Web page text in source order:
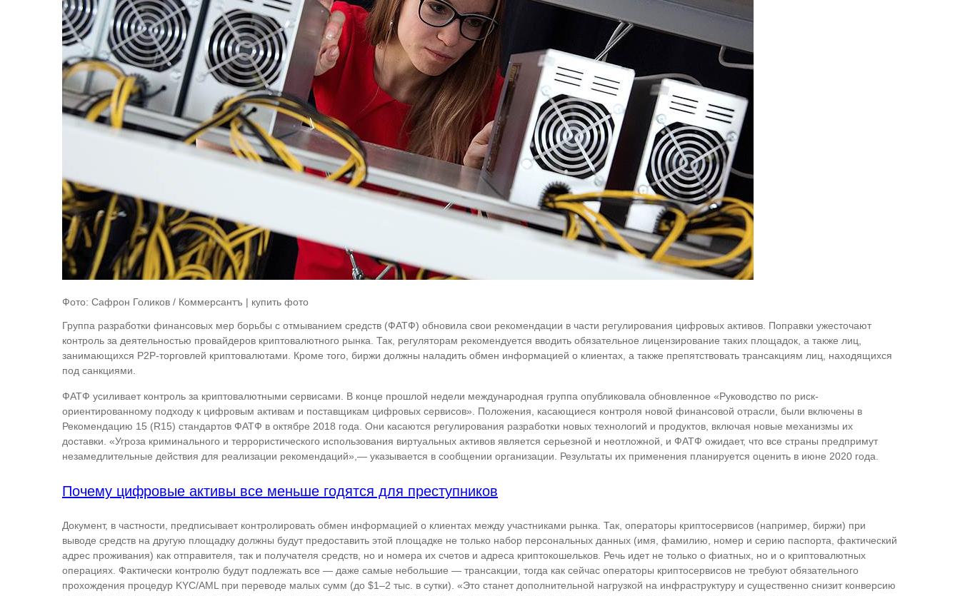
Фото: Сафрон Голиков / Коммерсантъ | купить фото
Группа разработки финансовых мер борьбы с отмыванием средств (ФАТФ) обновила свои рекомендации в части регулирования цифровых активов. Поправки ужесточают
контроль за деятельностью провайдеров криптовалютного рынка. Так, регуляторам рекомендуется вводить обязательное лицензирование таких площадок, а также лиц,
занимающихся P2P-торговлей криптовалютами. Кроме того, биржи должны наладить обмен информацией о клиентах, а также препятствовать трансакциям лиц, находящихся
под санкциями.
ФАТФ усиливает контроль за криптовалютными сервисами. В конце прошлой недели международная группа опубликовала обновленное «Руководство по риск-
ориентированному подходу к цифровым активам и поставщикам цифровых сервисов». Положения, касающиеся контроля новой финансовой отрасли, были включены в
Рекомендацию 15 (R15) стандартов ФАТФ в октябре 2018 года. Они касаются регулирования разработки новых технологий и продуктов, включая новые механизмы их
доставки. «Угроза криминального и террористического использования виртуальных активов является серьезной и неотложной, и ФАТФ ожидает, что все страны предпримут
незамедлительные действия для реализации рекомендаций»,— указывается в сообщении организации. Результаты их применения планируется оценить в июне 2020 года.
Почему цифровые активы все меньше годятся для преступников
Документ, в частности, предписывает контролировать обмен информацией о клиентах между участниками рынка. Так, операторы криптосервисов (например, биржи) при
выводе средств на другую площадку должны будут предоставить этой площадке не только набор персональных данных (имя, фамилию, номер и серию паспорта, фактический
адрес проживания) как отправителя, так и получателя средств, но и номера их счетов и адреса криптокошельков. Речь идет не только о фиатных, но и о криптовалютных
операциях. Фактически контролю будут подлежать все — даже самые небольшие — трансакции, тогда как сейчас операторы криптосервисов не требуют обязательного
прохождения процедур KYC/AML при переводе малых сумм (до $1–2 тыс. в сутки). «Это станет дополнительной нагрузкой на инфраструктуру и существенно снизит конверсию